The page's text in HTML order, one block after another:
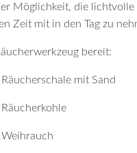
Möglichkeit, die lichtvolle
Zeit mit in den Tag zu
bereit:
Räucherschale mit Sand
Räucherkohle
Weihrauch